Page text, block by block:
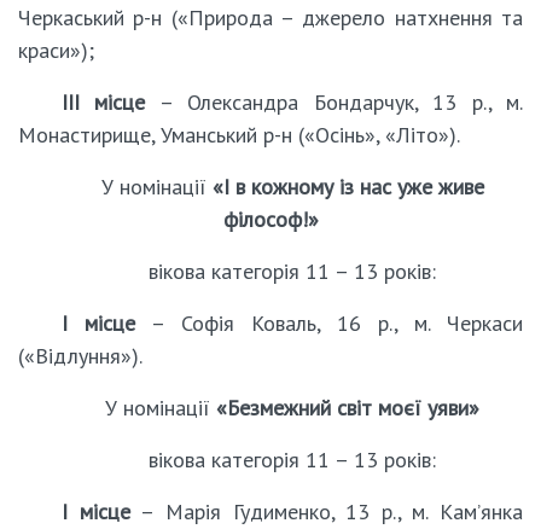
Черкаський р-н («Природа – джерело натхнення та
краси»);
ІІІ місце– Олександра Бондарчук, 13 р., м.
Монастирище, Уманський р-н («Осінь», «Літо»).
У номінації «І в кожному із нас уже живе
філософ!»
вікова категорія 11 – 13 років:
І місце– Софія Коваль, 16 р., м. Черкаси
(«Відлуння»).
У номінації «Безмежний світ моєї уяви»
вікова категорія 11 – 13 років:
І місце– Марія Гудименко, 13 р., м. Кам’янка